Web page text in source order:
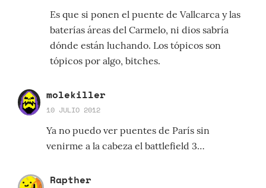
Es que si ponen el puente de Vallcarca y las
baterías áreas del Carmelo, ni dios sabría
dónde están luchando. Los tópicos son
tópicos por algo, bitches.
molekiller
10 JULIO 2012
Ya no puedo ver puentes de París sin
venirme a la cabeza el battlefield 3…
Rapther